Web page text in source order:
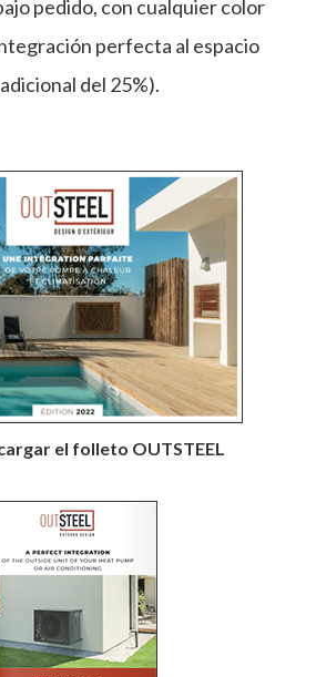
pedido, con cualquier color
perfecta al espacio
del 25%).
el folleto OUTSTEEL